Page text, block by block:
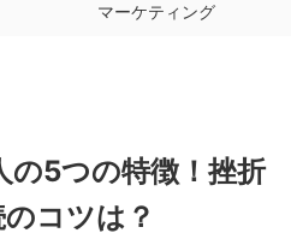
マーケティング
の5つの特徴！挫折
コツは？